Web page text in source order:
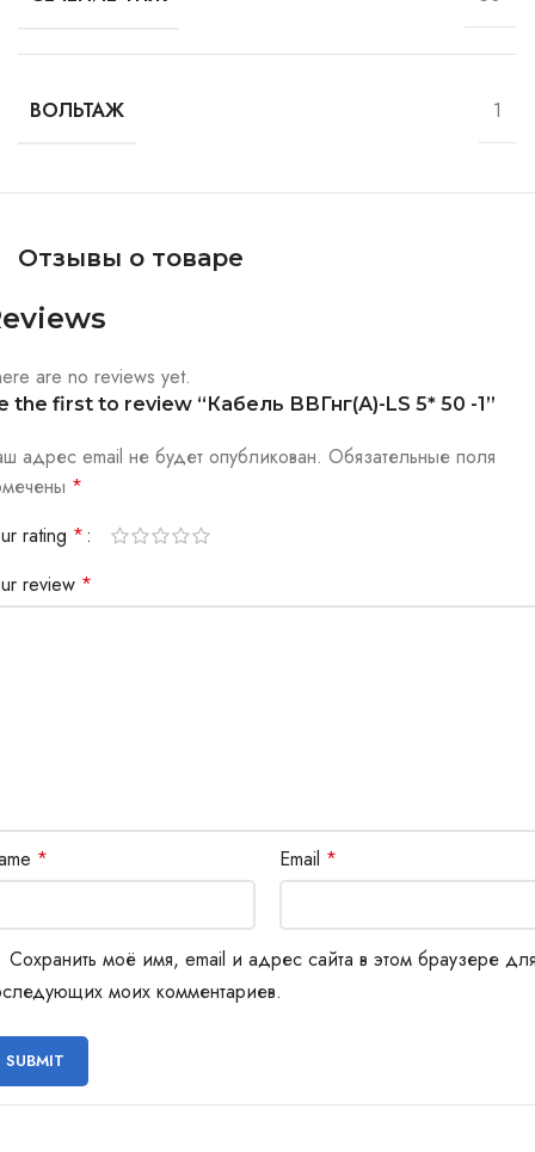
ВОЛЬТАЖ 1
Отзывы о товаре
are no reviews yet.
the first to review “Кабель ВВГнг(А)-LS 5* 50 -1”
адрес email не будет опубликован. Обязательные поля
*
rating *
review *
* Email *
Сохранить моё имя, email и адрес сайта в этом браузере
моих комментариев.